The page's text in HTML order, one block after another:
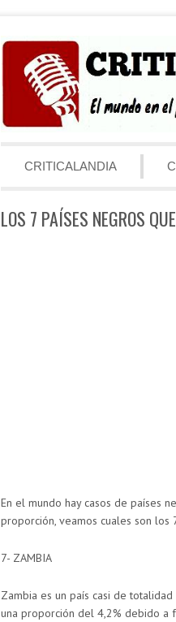
Menú
CRITICALANDIA
LOS 7 PAÍSES NEGROS
En el mundo hay casos de países
proporción, veamos cuales son
7- ZAMBIA
Zambia es un país casi de
una proporción del 4,2% debido a